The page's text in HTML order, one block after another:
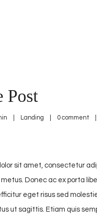
Post
Landing 0 comment
sit amet, consectetur
Donec ac ex porta
eget risus sed
ut sagittis. Etiam quis